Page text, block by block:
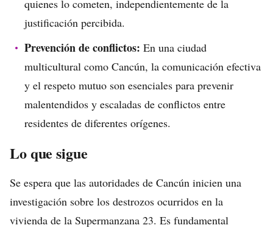
quienes lo cometen, independientemente de la
justificación percibida.
Prevención de conflictos: En una ciudad
multicultural como Cancún, la comunicación efectiva
y el respeto mutuo son esenciales para prevenir
malentendidos y escaladas de conflictos entre
residentes de diferentes orígenes.
Lo que sigue
Se espera que las autoridades de Cancún inicien una
investigación sobre los destrozos ocurridos en la
vivienda de la Supermanzana 23. Es fundamental